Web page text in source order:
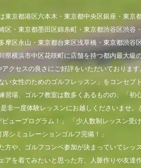
東京都港区六本木・東京都中央区銀座・東
区・東京都墨田区錦糸町・東京都渋谷区渋
摩区永山・東京都台東区浅草橋・東京都渋
横浜市中区花咲町に店舗を持つ都内最大級
クセスの良さにご好評をいただいております
い女性のためのゴルフレッスン」をコンセ
習場、ゴルフ教室は数多くあるものの、「
非一度体験レッスンにお越しくださいませ
ビュープログラム！」 「少人数制レッスン
シミュレーションゴルフ完備！」
方や、ゴルフコンペ参加が決まっていてレ
を着てみたいと思った方、人脈作りや友達